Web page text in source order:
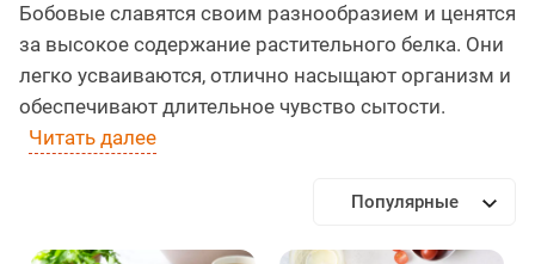
Бобовые славятся своим разнообразием и ценятся
за высокое содержание растительного белка. Они
легко усваиваются, отлично насыщают организм и
обеспечивают длительное чувство сытости.
Читать далее
Популярные